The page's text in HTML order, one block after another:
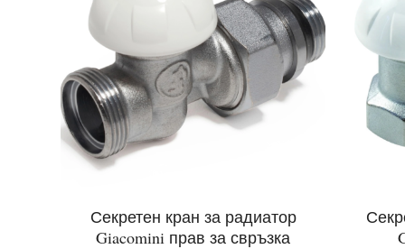
Секретен кран за радиатор
Giacomini прав за свръзка